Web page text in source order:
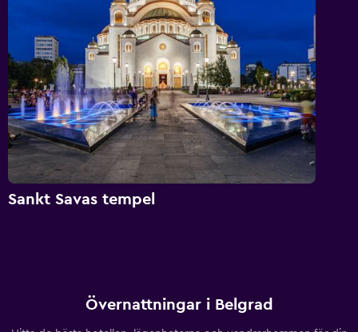
Sankt Savas tempel
Övernattningar i Belgrad